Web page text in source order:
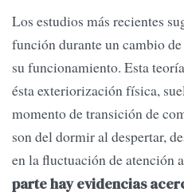
Los estudios más recientes
función durante un cambio
su funcionamiento. Esta
ésta exteriorización física,
momento de transición de
son del dormir al despertar,
en la fluctuación de atención
parte hay evidencias